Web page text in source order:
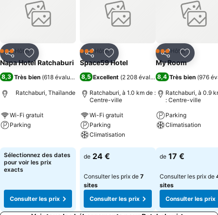
PartagerAjouter à mes favoris
3 ÉtoilesHôtel
Napa Hotel Ratchaburi
8,3 Très bien (618 évaluations)
Ratchaburi, Thaïlande
Wi-Fi gratuit
Parking
Sélectionnez des dates
pour voir les prix
exacts
Consulter les prix
PartagerAjouter à mes favoris
3 ÉtoilesHôtel
Space59 Hotel
8,5 Excellent (2 208 évaluations)
Ratchaburi, à 1.0 km de :
Centre-ville
Wi-Fi gratuit
Parking
Climatisation
Consulter les prix
de 24 €
Consulter les prix de 7
sites
Consulter les prix
PartagerAjouter
3 ÉtoilesHôtel
My Room
8,4 Très bien (976
Ratchaburi, à 0.9
: Centre-ville
Parking
Climatisation
de 17 €
Consulter les prix de
sites
Consulter les prix